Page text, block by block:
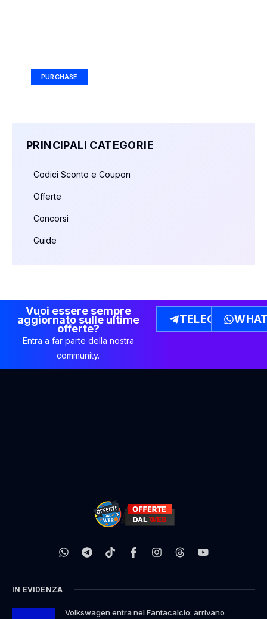
PURCHASE
PRINCIPALI CATEGORIE
Codici Sconto e Coupon
Offerte
Concorsi
Guide
Vuoi essere sempre
aggiornato sulle ultime
offerte?
Entra a far parte della nostra
community.
TELEGRAM
IN EVIDENZA
Volkswagen entra nel Fantacalcio: arrivano